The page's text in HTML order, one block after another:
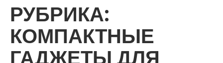
РУБРИКА:
КОМПАКТНЫЕ